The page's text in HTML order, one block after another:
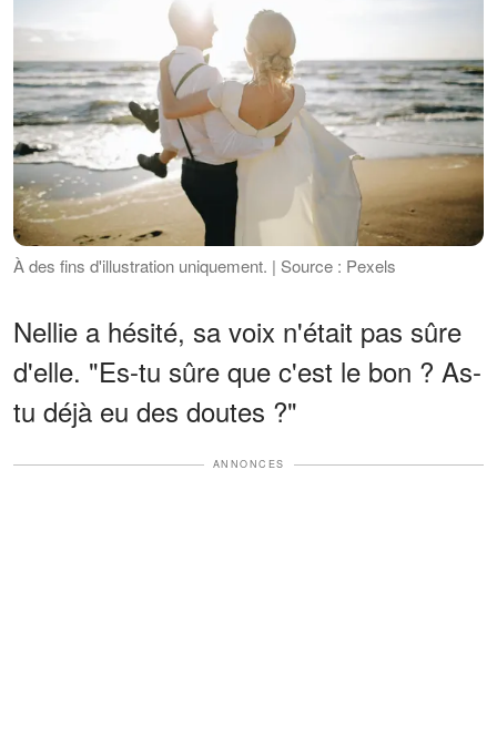
À des fins d'illustration uniquement. | Source : Pexels
Nellie a hésité, sa voix n'était pas sûre
d'elle. "Es-tu sûre que c'est le bon ? As-
tu déjà eu des doutes ?"
ANNONCES